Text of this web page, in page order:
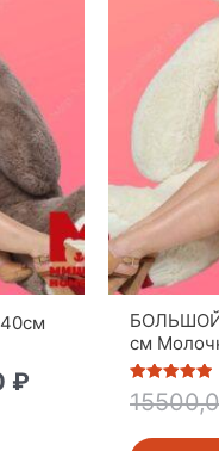
₽
БОЛЬШОЙ
см
Оценка
5